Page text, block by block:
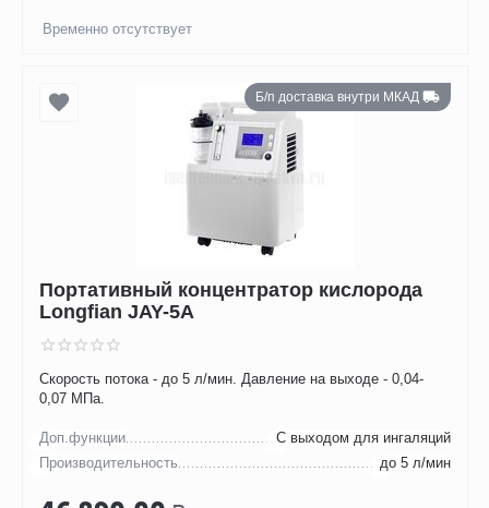
Временно отсутствует
Б/п доставка внутри МКАД
Портативный концентратор кислорода
Longfian JAY-5A
Скорость потока - до 5 л/мин. Давление на выходе - 0,04-
0,07 МПа.
Доп.функции
С выходом для ингаляций
Производительность
до 5 л/мин